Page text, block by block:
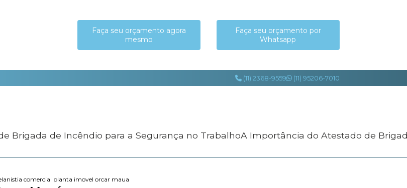
Faça seu orçamento agora
mesmo
Faça seu orçamento por
Whatsapp
(11) 2368-9559 (11) 95206-7010
Brigada de Incêndio para a Segurança no Trabalho
A Importância do Atestado de
anistia comercial planta imovel orcar maua